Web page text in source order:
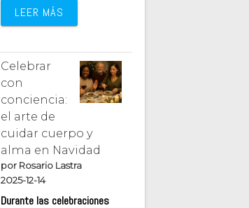
LEER MÁS
Celebrar
con
conciencia:
el arte de
cuidar cuerpo y
alma en Navidad
por Rosario Lastra
2025-12-14
Durante las celebraciones